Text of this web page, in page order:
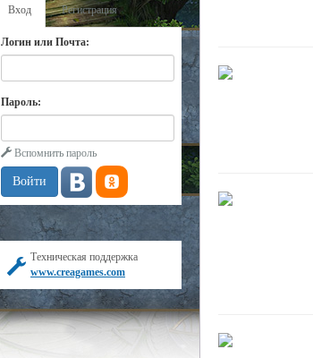
Вход Регистрация
Логин или Почта:
Пароль:
Вспомнить пароль
Техническая поддержка
www.creagames.com